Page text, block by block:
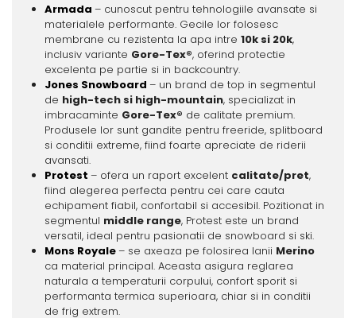
Armada – cunoscut pentru tehnologiile avansate si
materialele performante. Gecile lor folosesc
membrane cu rezistenta la apa intre 10k si 20k,
inclusiv variante Gore-Tex®, oferind protectie
excelenta pe partie si in backcountry.
Jones Snowboard – un brand de top in segmentul
de high-tech si high-mountain, specializat in
imbracaminte Gore-Tex® de calitate premium.
Produsele lor sunt gandite pentru freeride, splitboard
si conditii extreme, fiind foarte apreciate de riderii
avansati.
Protest – ofera un raport excelent calitate/pret,
fiind alegerea perfecta pentru cei care cauta
echipament fiabil, confortabil si accesibil. Pozitionat in
segmentul middle range, Protest este un brand
versatil, ideal pentru pasionatii de snowboard si ski.
Mons Royale– se axeaza pe folosirea lanii Merino
ca material principal. Aceasta asigura reglarea
naturala a temperaturii corpului, confort sporit si
performanta termica superioara, chiar si in conditii
de frig extrem.